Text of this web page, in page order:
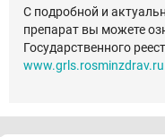
С подробной и
препарат вы можете
Государственного
www.grls.rosminzdrav.ru